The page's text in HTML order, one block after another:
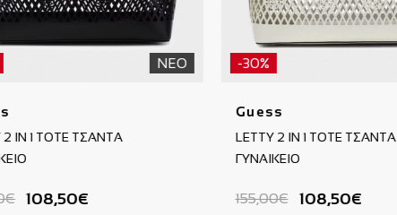
ΝΕΟ
2 IN 1 TOTE ΤΣΑΝΤΑ
108,50€
-30%
Guess
LETTY 2 IN 1 TOTE ΤΣΑΝΤΑ
ΓΥΝΑΙΚΕΙΟ
155,00€ 108,50€